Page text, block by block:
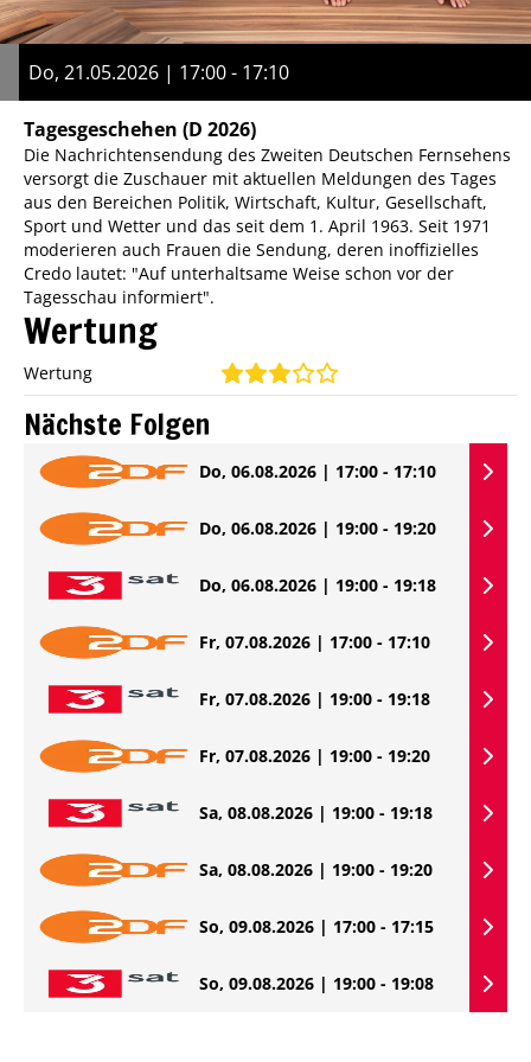
Do, 21.05.2026 | 17:00 - 17:10
Tagesgeschehen (D 2026)
Die Nachrichtensendung des Zweiten Deutschen Fernsehens
versorgt die Zuschauer mit aktuellen Meldungen des Tages
aus den Bereichen Politik, Wirtschaft, Kultur, Gesellschaft,
Sport und Wetter und das seit dem 1. April 1963. Seit 1971
moderieren auch Frauen die Sendung, deren inoffizielles
Credo lautet: "Auf unterhaltsame Weise schon vor der
Tagesschau informiert".
Wertung
Wertung
Nächste Folgen
Do, 06.08.2026 | 17:00 - 17:10
Do, 06.08.2026 | 19:00 - 19:20
Do, 06.08.2026 | 19:00 - 19:18
Fr, 07.08.2026 | 17:00 - 17:10
Fr, 07.08.2026 | 19:00 - 19:18
Fr, 07.08.2026 | 19:00 - 19:20
Sa, 08.08.2026 | 19:00 - 19:18
Sa, 08.08.2026 | 19:00 - 19:20
So, 09.08.2026 | 17:00 - 17:15
So, 09.08.2026 | 19:00 - 19:08